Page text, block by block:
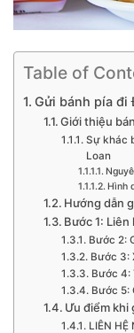
Table of
Gửi bánh pía đi
Giới thiệu
Sự khác
Loan
Hình
Hướng dẫn
Bước 1:
Bước 2:
Bước 3:
Bước 4:
Bước 5:
Ưu điểm khi
LIÊN HỆ